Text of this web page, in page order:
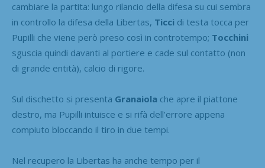
cambiare la partita: lungo rilancio della difesa su cui sembra
in controllo la difesa della Libertas, Ticci di testa tocca per
Pupilli che viene però preso così in controtempo; Tocchini
sguscia quindi davanti al portiere e cade sul contatto (non
di grande entità), calcio di rigore.
Sul dischetto si presenta Granaiola che apre il piattone
destro, ma Pupilli intuisce e si rifà dell’errore appena
compiuto bloccando il tiro in due tempi.
Nel recupero la Libertas ha anche tempo per il